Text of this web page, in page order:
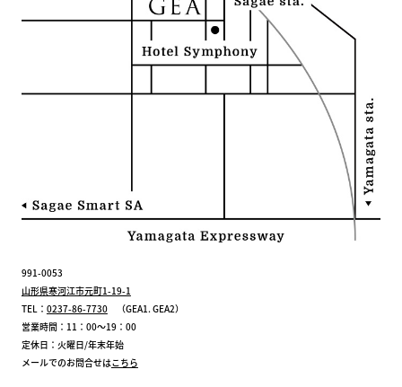
991-0053
山形県寒河江市元町1-19-1
TEL： 0237-86-7730（GEA1. GEA2）
営業時間：11：00～19：00
定休日：火曜日/年末年始
メールでのお問合せはこちら